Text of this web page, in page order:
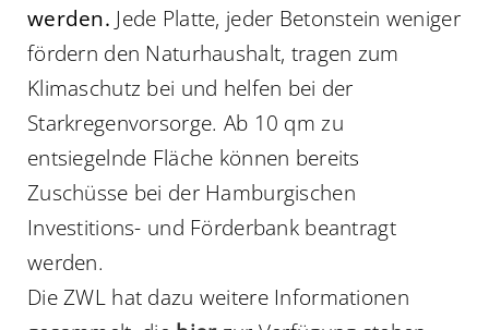
werden. Jede Platte, jeder Betonstein weniger
fördern den Naturhaushalt, tragen zum
Klimaschutz bei und helfen bei der
Starkregenvorsorge. Ab 10 qm zu
entsiegelnde Fläche können bereits
Zuschüsse bei der Hamburgischen
Investitions- und Förderbank beantragt
werden.
Die ZWL hat dazu weitere Informationen